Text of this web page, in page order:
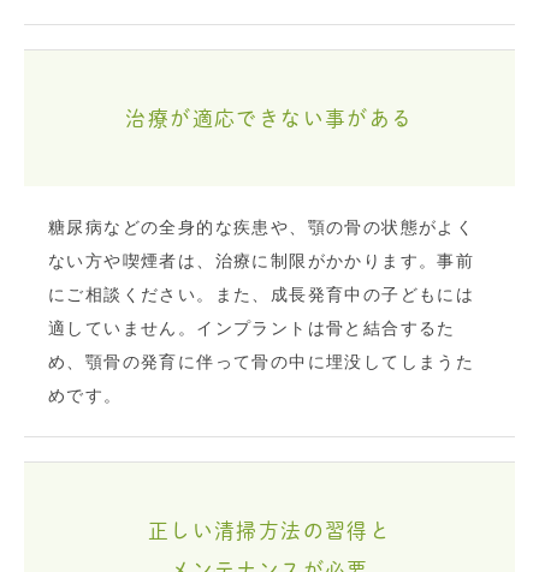
治療が適応できない事がある
糖尿病などの全身的な疾患や、顎の骨の状態がよく
ない方や喫煙者は、治療に制限がかかります。事前
にご相談ください。また、成長発育中の子どもには
適していません。インプラントは骨と結合するた
め、顎骨の発育に伴って骨の中に埋没してしまうた
めです。
正しい清掃方法の習得と